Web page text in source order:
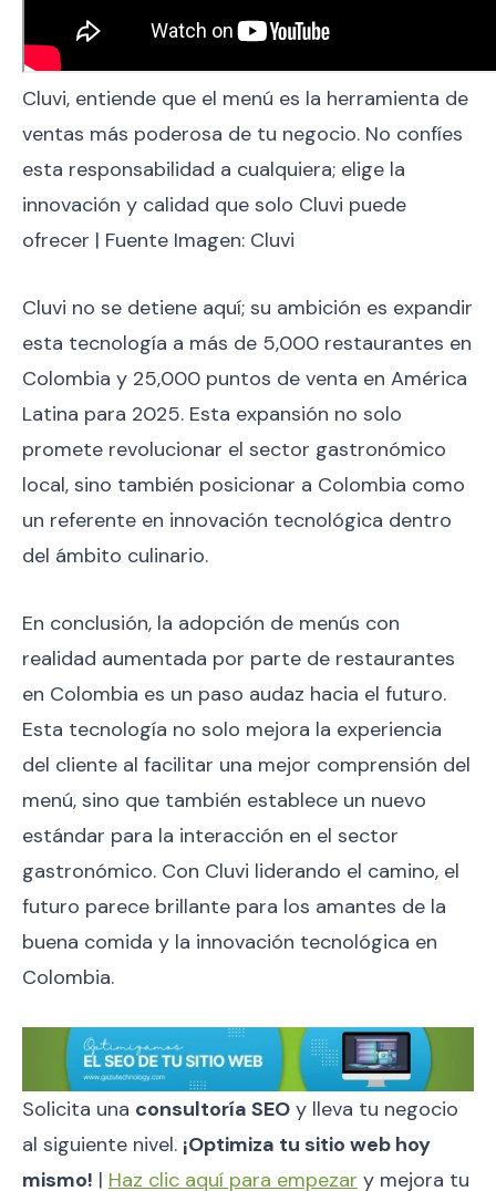
Cluvi, entiende que el menú es la herramienta de
ventas más poderosa de tu negocio. No confíes
esta responsabilidad a cualquiera; elige la
innovación y calidad que solo Cluvi puede
ofrecer | Fuente Imagen: Cluvi
Cluvi no se detiene aquí; su ambición es expandir
esta tecnología a más de 5,000 restaurantes en
Colombia y 25,000 puntos de venta en América
Latina para 2025. Esta expansión no solo
promete revolucionar el sector gastronómico
local, sino también posicionar a Colombia como
un referente en innovación tecnológica dentro
del ámbito culinario.
En conclusión, la adopción de menús con
realidad aumentada por parte de restaurantes
en Colombia es un paso audaz hacia el futuro.
Esta tecnología no solo mejora la experiencia
del cliente al facilitar una mejor comprensión del
menú, sino que también establece un nuevo
estándar para la interacción en el sector
gastronómico. Con Cluvi liderando el camino, el
futuro parece brillante para los amantes de la
buena comida y la innovación tecnológica en
Colombia.
Solicita una consultoría SEO y lleva tu negocio
al siguiente nivel. ¡Optimiza tu sitio web hoy
mismo! | Haz clic aquí para empezar y mejora tu